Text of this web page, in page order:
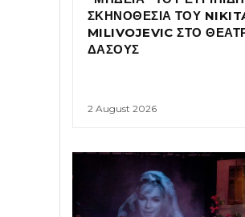
ΣΚΗΝΟΘΕΣΙΑ ΤΟΥ
MILIVOJEVIC ΣΤΟ
ΔΑΣΟΥΣ
2 August 2026